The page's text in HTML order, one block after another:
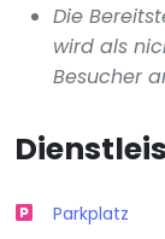
Die
wird als
Besucher
Parkplatz